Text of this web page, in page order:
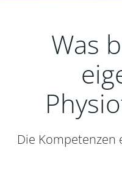
Was
Die Kompetenzen